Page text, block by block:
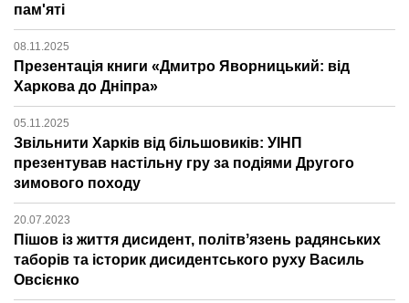
пам'яті​​​​​​​
08.11.2025
Презентація книги «Дмитро Яворницький: від
Харкова до Дніпра»
05.11.2025
Звільнити Харків від більшовиків: УІНП
презентував настільну гру за подіями Другого
зимового походу
20.07.2023
Пішов із життя дисидент, політвʼязень радянських
таборів та історик дисидентського руху Василь
Овсієнко